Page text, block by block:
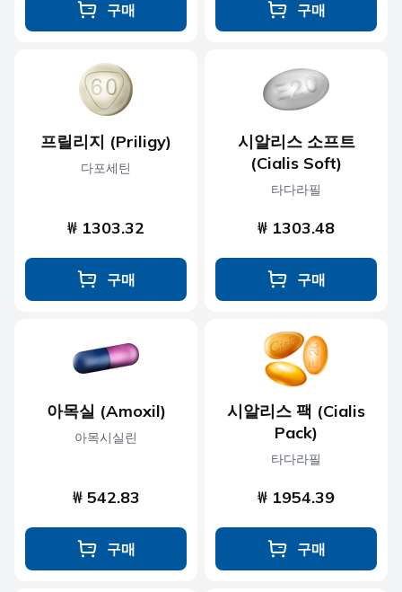
구매 구매
프릴리지 (Priligy)
다포세틴
₩ 1303.32
구매
시알리스 소프트
(Cialis Soft)
타다라필
₩ 1303.48
구매
아목실 (Amoxil)
아목시실린
₩ 542.83
구매
시알리스 팩 (Cialis
Pack)
타다라필
₩ 1954.39
구매